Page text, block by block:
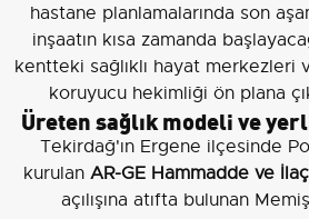
hastane planlamalarında son
inşaatın kısa zamanda
kentteki sağlıklı hayat merkezleri
koruyucu hekimliği ön plana
Üreten sağlık modeli ve
Tekirdağ'ın Ergene ilçesinde
kurulan AR-GE Hammadde ve
açılışına atıfta bulunan